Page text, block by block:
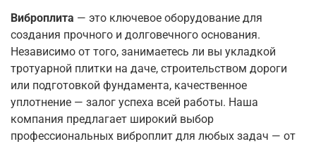
Виброплита — это ключевое оборудование для
создания прочного и долговечного основания.
Независимо от того, занимаетесь ли вы укладкой
тротуарной плитки на даче, строительством дороги
или подготовкой фундамента, качественное
уплотнение — залог успеха всей работы. Наша
компания предлагает широкий выбор
профессиональных виброплит для любых задач — от